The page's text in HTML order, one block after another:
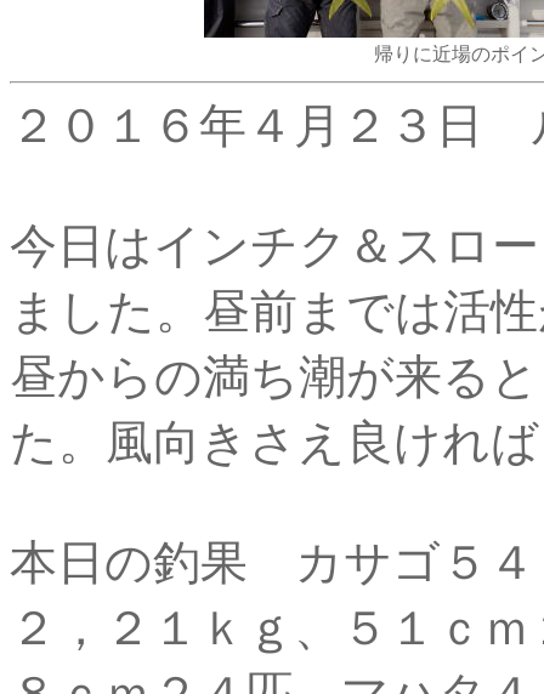
帰りに近場のポイ
２０１６年４月２３日
今日はインチク＆スロ
ました。昼前までは活
昼からの満ち潮が来る
た。風向きさえ良けれ
本日の釣果 カサゴ５４
２，２１ｋｇ、５１ｃ